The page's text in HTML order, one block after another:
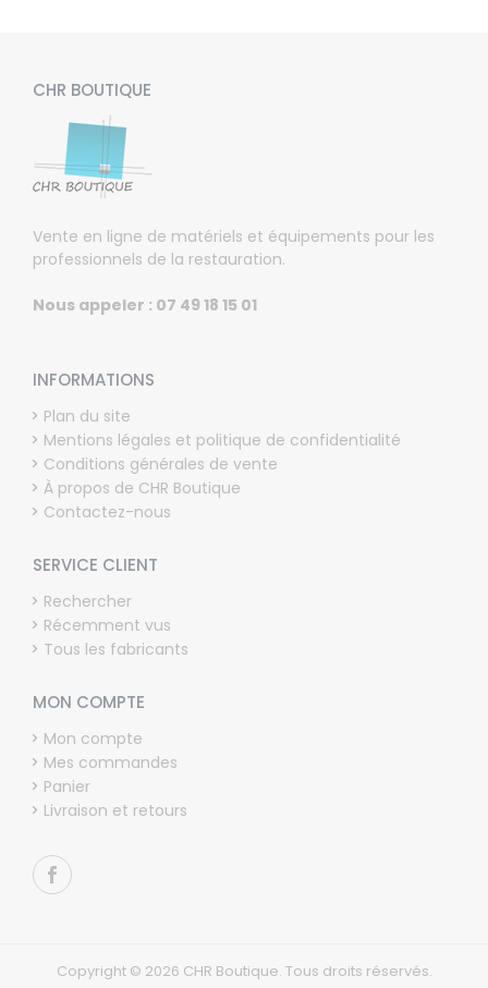
CHR BOUTIQUE
Vente en ligne de matériels et équipements pour les
professionnels de la restauration.
Nous appeler : 07 49 18 15 01
INFORMATIONS
Plan du site
Mentions légales et politique de confidentialité
Conditions générales de vente
À propos de CHR Boutique
Contactez-nous
SERVICE CLIENT
Rechercher
Récemment vus
Tous les fabricants
MON COMPTE
Mon compte
Mes commandes
Panier
Livraison et retours
Copyright © 2026 CHR Boutique. Tous droits réservés.